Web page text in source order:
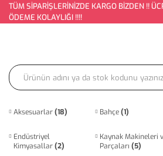
TÜM SİPARİŞLERİNİZDE KARGO BİZDEN !!
ÖDEME KOLAYLIĞI !!!!
Aksesuarlar(18) Bahçe(1)
Endüstriyel
Kimyasallar(2)
Kaynak Makineleri
Parçaları(5)